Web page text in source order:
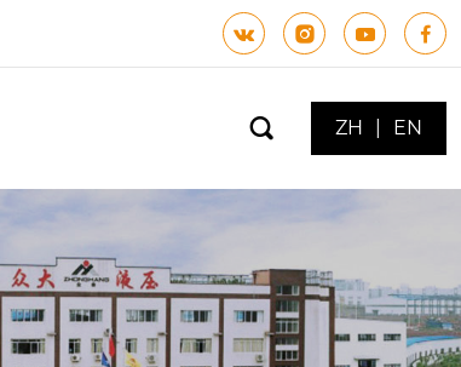
   
 ZH EN